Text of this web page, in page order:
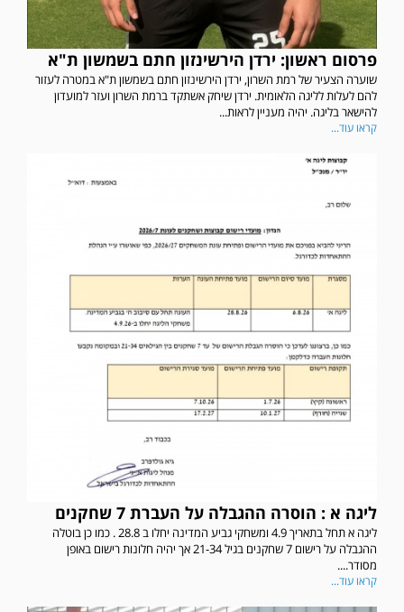
פרסום ראשון: ירדן הירשינזון חתם בשמשון ת"א
שוערה הצעיר של רמת השרון, ירדן הירשינזון חתם בשמשון ת"א במטרה לעזור
להם לעלות לליגה הלאומית. ירדן שיחק אשתקד ברמת השרון ועזר למועדון
להישאר בליגה. יהיה מעניין לראות...
קראו עוד...
ליגה א : הוסרה ההגבלה על העברת 7 שחקנים
ליגה א תחל בתאריך 4.9 ומשחקי גביע המדינה יחלו ב 28.8 . כמו כן בוטלה
ההגבלה על רישום 7 שחקנים בגיל 21-34 אך יהיה חלונות רישום באופן
מסודר....
קראו עוד...